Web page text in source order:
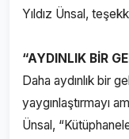
Yıldız Ünsal,
“AYDINLIK BİR
Daha aydınlık bir
yaygınlaştırmayı
Ünsal,